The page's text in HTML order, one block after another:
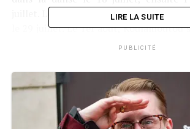
juillet. Le 26 juillet, place à Moanda,
le 29 juillet. Le 1er août, Koulamoutou
cette tournée. Le 29 août, ce sera le
enfin Libreville pour boucler la boucle
LIRE LA SUITE
PUBLICITÉ